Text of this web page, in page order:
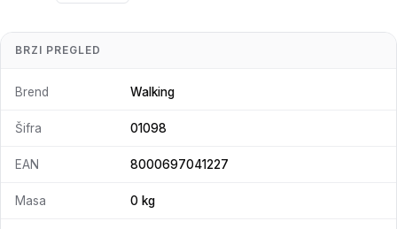
BRZI PREGLED
Brend Walking
Šifra 01098
EAN 8000697041227
Masa 0 kg